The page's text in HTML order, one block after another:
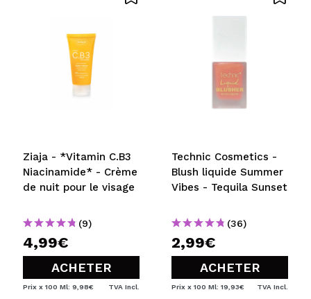
Ziaja - *Vitamin C.B3
Niacinamide* - Crème
de nuit pour le visage
(9)
4,99€
ACHETER
Prix x 100 Ml: 9,98€ TVA Incl.
Technic Cosmetics -
Blush liquide Summer
Vibes - Tequila Sunset
(36)
2,99€
ACHETER
Prix x 100 Ml: 19,93€ TVA Incl.